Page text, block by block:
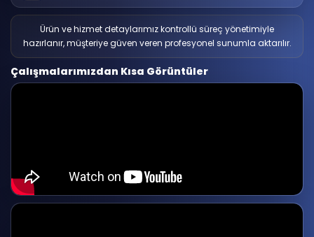
Ürün ve hizmet detaylarımız kontrollü süreç yönetimiyle
hazırlanır, müşteriye güven veren profesyonel sunumla aktarılır.
Çalışmalarımızdan Kısa Görüntüler